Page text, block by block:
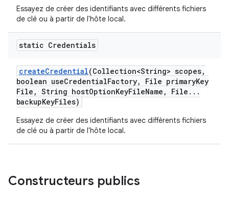
Essayez de créer des identifiants avec différents fichiers
de clé ou à partir de l'hôte local.
static Credentials
createCredential(Collection<String> scopes,
boolean useCredentialFactory, File primaryKey
File , String hostOptionKeyFileName , File . . .
backupKeyFiles)
Essayez de créer des identifiants avec différents fichiers
de clé ou à partir de l'hôte local.
Constructeurs publics